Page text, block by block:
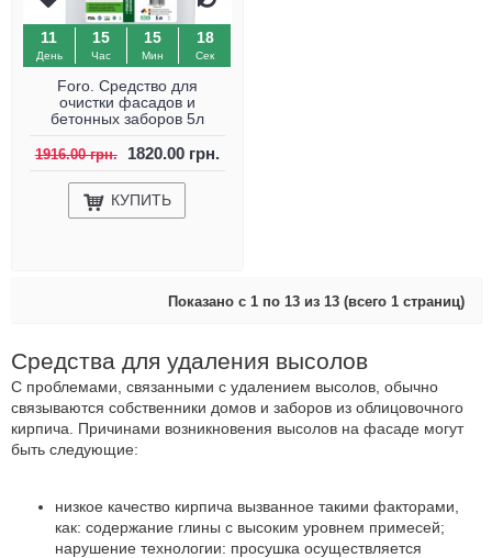
11
День
15
Час
15
Мин
17
Сек
Foro. Средство для
очистки фасадов и
бетонных заборов 5л
1916.00 грн. 1820.00 грн.
КУПИТЬ
Показано с 1 по 13 из 13 (всего 1 страниц)
Средства для удаления высолов
С проблемами, связанными с удалением высолов, обычно
связываются собственники домов и заборов из облицовочного
кирпича. Причинами возникновения высолов на фасаде могут
быть следующие:
низкое качество кирпича вызванное такими факторами,
как: содержание глины с высоким уровнем примесей;
нарушение технологии: просушка осуществляется